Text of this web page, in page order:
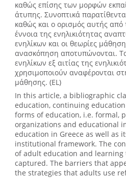
καθώς επίσης των μορφών
άτυπης. Συνοπτικά
καθώς και ο ορισμός αυτής από
έννοια της ενηλικιότητας
ενηλίκων και οι θεωρίες
ανασκόπηση αποτυπώνονται.
ενηλίκων εξ αιτίας της
χρησιμοποιούν αναφέρονται
μάθησης. (EL)
In this article, a bibliographic
education, continuing
forms of education, i.e. formal,
organizations and educational
education in Greece as well as
institutional framework. The
of adult education and
captured. The barriers that
the strategies that adults use